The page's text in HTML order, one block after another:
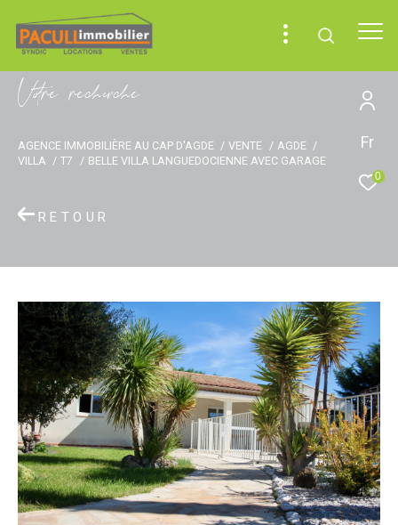
Fr
0
Vore recece
AGENCE IMMOBILIÈRE AU CAP D'AGDE VENTE
AGDE
VILLA
T7 BELLE VILLA LANGUEDOCIENNE AVEC GARAGE
RETOUR